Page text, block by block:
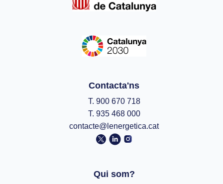
Contacta'ns
T. 900 670 718
T. 935 468 000
contacte@lenergetica.cat
Qui som?